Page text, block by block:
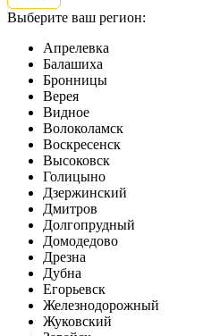
Выберите ваш регион:
Апрелевка
Балашиха
Бронницы
Верея
Видное
Волоколамск
Воскресенск
Высоковск
Голицыно
Дзержинский
Дмитров
Долгопрудный
Домодедово
Дрезна
Дубна
Егорьевск
Железнодорожный
Жуковский